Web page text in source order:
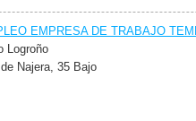
EMPRESA DE TRABAJO
Logroño
Najera, 35 Bajo